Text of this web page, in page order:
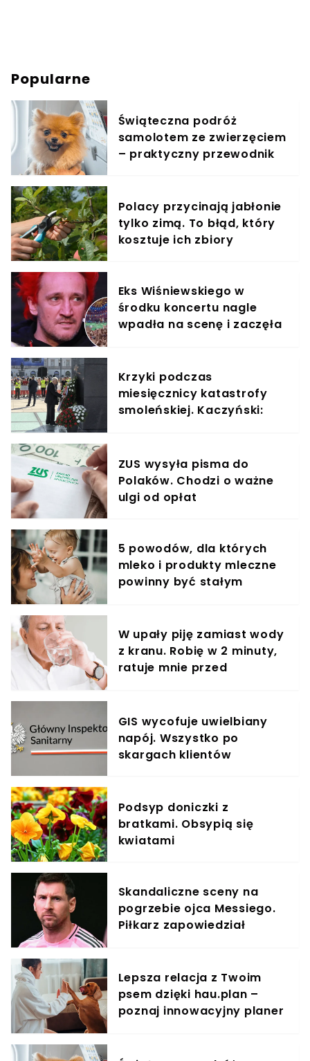
Popularne
Świąteczna podróż
samolotem ze zwierzęciem
– praktyczny przewodnik
Polacy przycinają jabłonie
tylko zimą. To błąd, który
kosztuje ich zbiory
Eks Wiśniewskiego w
środku koncertu nagle
wpadła na scenę i zaczęła
Krzyki podczas
miesięcznicy katastrofy
smoleńskiej. Kaczyński:
ZUS wysyła pisma do
Polaków. Chodzi o ważne
ulgi od opłat
5 powodów, dla których
mleko i produkty mleczne
powinny być stałym
W upały piję zamiast wody
z kranu. Robię w 2 minuty,
ratuje mnie przed
GIS wycofuje uwielbiany
napój. Wszystko po
skargach klientów
Podsyp doniczki z
bratkami. Obsypią się
kwiatami
Skandaliczne sceny na
pogrzebie ojca Messiego.
Piłkarz zapowiedział
Lepsza relacja z Twoim
psem dzięki hau.plan –
poznaj innowacyjny planer